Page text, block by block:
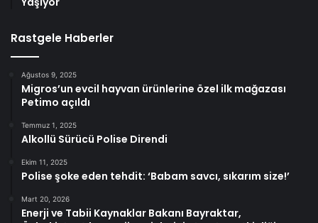
Rastgele Haberler
Ağustos 9, 2025
Migros’un evcil hayvan ürünlerine özel ilk mağazası
Petimo açıldı
Temmuz 1, 2025
Alkollü Sürücü Polise Direndi
Ekim 11, 2025
Polise şoke eden tehdit: ‘Babam savcı, sıkarım size!’
Mart 20, 2026
Enerji ve Tabii Kaynaklar Bakanı Bayraktar,